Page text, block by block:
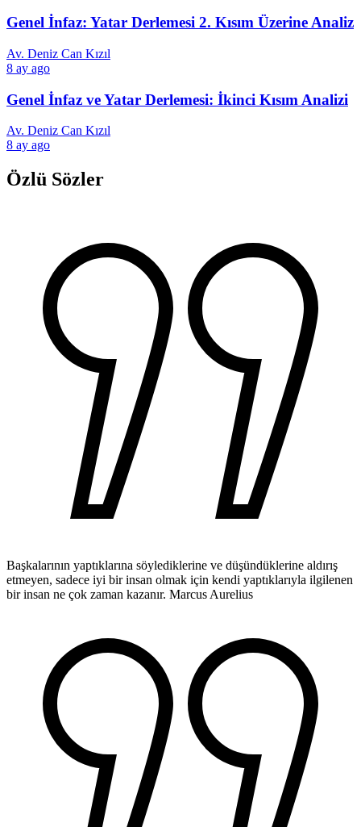
Genel İnfaz: Yatar Derlemesi 2. Kısım Üzerine Analiz
Av. Deniz Can Kızıl
8 ay ago
Genel İnfaz ve Yatar Derlemesi: İkinci Kısım Analizi
Av. Deniz Can Kızıl
8 ay ago
Özlü Sözler
Başkalarının yaptıklarına söylediklerine ve düşündüklerine aldırış
etmeyen, sadece iyi bir insan olmak için kendi yaptıklarıyla ilgilenen
bir insan ne çok zaman kazanır. Marcus Aurelius